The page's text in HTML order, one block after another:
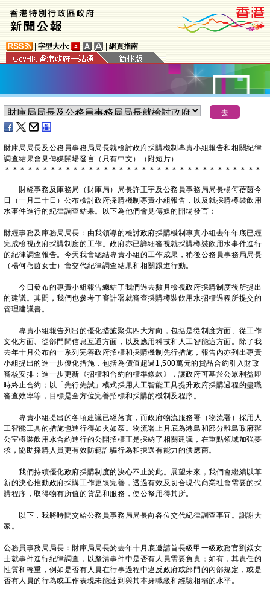
字型大小: 網頁指南
財庫局局長及公務員事務局局長就檢討政府採購機制專責小組報告和相關紀律
調查結果會見傳媒開場發言（只有中文）（附短片）
＊ ＊ ＊ ＊ ＊ ＊ ＊ ＊ ＊ ＊ ＊ ＊ ＊ ＊ ＊ ＊ ＊ ＊ ＊ ＊ ＊ ＊ ＊ ＊ ＊ ＊ ＊ ＊ ＊ ＊ ＊ ＊ ＊ ＊
財經事務及庫務局（財庫局）局長許正宇及公務員事務局局長楊何蓓茵今
日（一月二十日）公布檢討政府採購機制專責小組報告，以及就採購樽裝飲用
水事件進行的紀律調查結果。以下為他們會見傳媒的開場發言：
財經事務及庫務局局長：由我領導的檢討政府採購機制專責小組去年年底已經
完成檢視政府採購制度的工作。政府亦已詳細審視就採購樽裝飲用水事件進行
的紀律調查報告。今天我會總結專責小組的工作成果，稍後公務員事務局局長
（楊何蓓茵女士）會交代紀律調查結果和相關跟進行動。
今日發布的專責小組報告總結了我們過去數月檢視政府採購制度後所提出
的建議。其間，我們也參考了審計署就審查採購樽裝飲用水招標過程所提交的
管理建議書。
專責小組報告列出的優化措施聚焦四大方向，包括是從制度方面、從工作
文化方面、從部門間信息互通方面，以及應用科技和人工智能這方面。除了我
去年十月公布的一系列完善政府招標和採購機制先行措施，報告內亦列出專責
小組提出的進一步優化措施，包括為價值超過1,500萬元的貨品合約引入財政
審核安排；進一步更新《招標和合約的標準條款》，讓政府可基於公眾利益即
時終止合約；以「先行先試」模式採用人工智能工具提升政府採購過程的盡職
審查效率等，目標是全方位完善招標和採購的機制及程序。
專責小組提出的各項建議已經落實，而政府物流服務署（物流署）採用人
工智能工具的措施也進行得如火如荼。物流署上月底為港島和部分離島政府辦
公室樽裝飲用水合約進行的公開招標正是採納了相關建議，在重點領域加強要
求，協助採購人員更有效防範詐騙行為和揀選有能力的供應商。
我們持續優化政府採購制度的決心不止於此。展望未來，我們會繼續以革
新的決心推動政府採購工作更臻完善，透過有效及切合現代商業社會需要的採
購程序，取得物有所值的貨品和服務，使公帑用得其所。
以下，我將時間交給公務員事務局局長向各位交代紀律調查事宜。謝謝大
家。
公務員事務局局長：財庫局局長於去年十月底邀請首長級甲一級政務官劉焱女
士就事件進行紀律調查，以釐清事件中是否有人員需要負責；如有，其責任的
性質和輕重，例如是否有人員在行事過程中違反政府或部門的內部規定，或是
否有人員的行為或工作表現未能達到與其本身職級和經驗相稱的水平。